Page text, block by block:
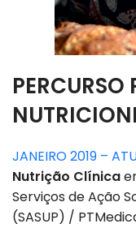
PERCURSO
JANEIRO 2019 –
Nutrição Clínica
Serviços de Ação
(SASUP) /